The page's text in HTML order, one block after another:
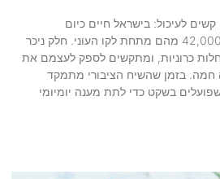
לעיכול: בישראל חיים כיום
כ-120,000 ניצולי שואה. כ-42,000 מהם מתחת לקו העוני. חלק ניכר
כרוניות, ומתקשים לספק לעצמם את
חמה. בזמן שהשיח הציבורי מתמקד
בשקט כדי לתת מענה יומיומי